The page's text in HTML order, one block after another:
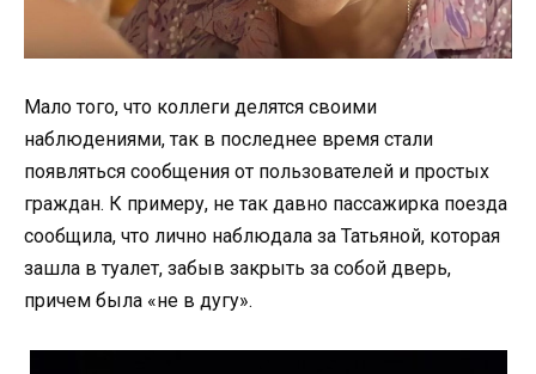
Мало того, что коллеги делятся своими
наблюдениями, так в последнее время стали
появляться сообщения от пользователей и простых
граждан. К примеру, не так давно пассажирка поезда
сообщила, что лично наблюдала за Татьяной, которая
зашла в туалет, забыв закрыть за собой дверь,
причем была «не в дугу».